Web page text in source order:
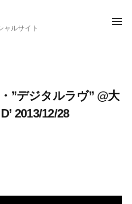
ャルサイト
メ
”デジタルラヴ” @大
2013/12/28